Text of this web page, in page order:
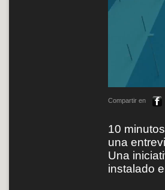
Compartir en
10
una
Una
instalado